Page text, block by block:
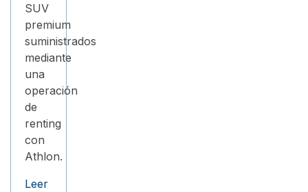
SUV
premium
suministrados
mediante
una
operación
de
renting
con
Athlon.
Leer